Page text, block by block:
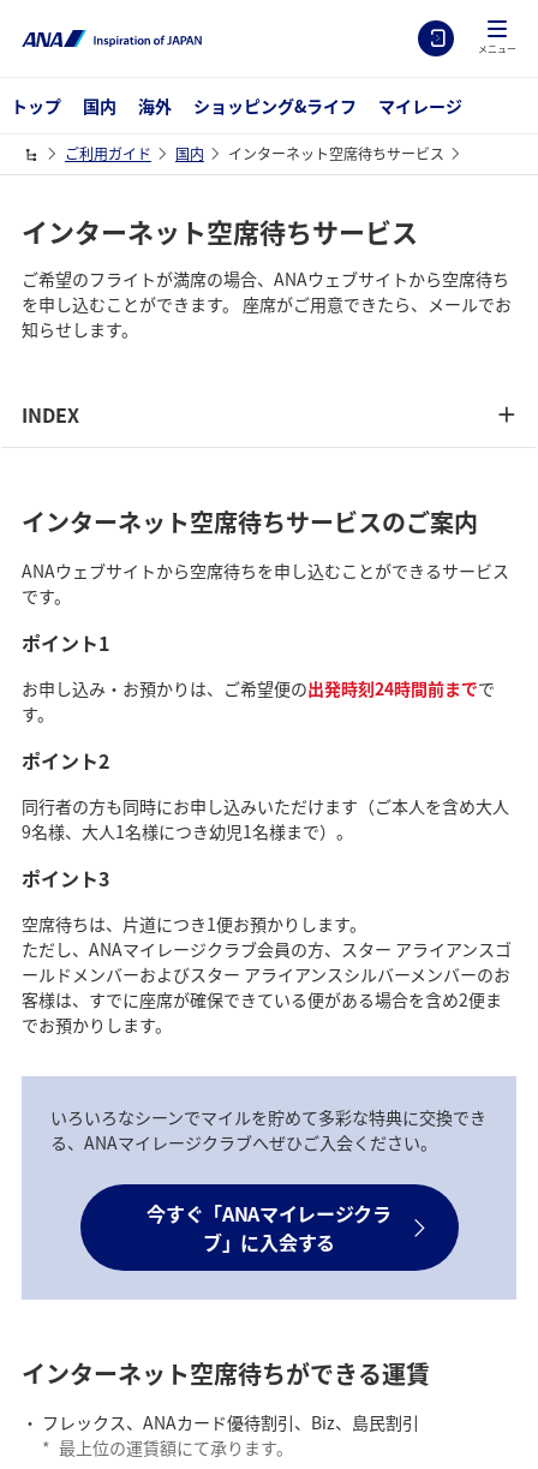
メニュー
トップ 国内 海外 ショッピング&ライフ マイレージ
ご利用ガイド 国内 インターネット空席待ちサービス
インターネット空席待ちサービス
ご希望のフライトが満席の場合、ANAウェブサイトから空席待ち
を申し込むことができます。 座席がご用意できたら、メールでお
知らせします。
INDEX
インターネット空席待ちサービスのご案内
ANAウェブサイトから空席待ちを申し込むことができるサービス
です。
ポイント1
お申し込み・お預かりは、ご希望便の出発時刻24時間前までで
す。
ポイント2
同行者の方も同時にお申し込みいただけます（ご本人を含め大人
9名様、大人1名様につき幼児1名様まで）。
ポイント3
空席待ちは、片道につき1便お預かりします。
ただし、ANAマイレージクラブ会員の方、スター アライアンスゴ
ールドメンバーおよびスター アライアンスシルバーメンバーのお
客様は、すでに座席が確保できている便がある場合を含め2便ま
でお預かりします。
いろいろなシーンでマイルを貯めて多彩な特典に交換でき
る、ANAマイレージクラブへぜひご入会ください。
今すぐ「ANAマイレージクラ
ブ」に入会する
インターネット空席待ちができる運賃
フレックス、ANAカード優待割引、Biz、島民割引
* 最上位の運賃額にて承ります。